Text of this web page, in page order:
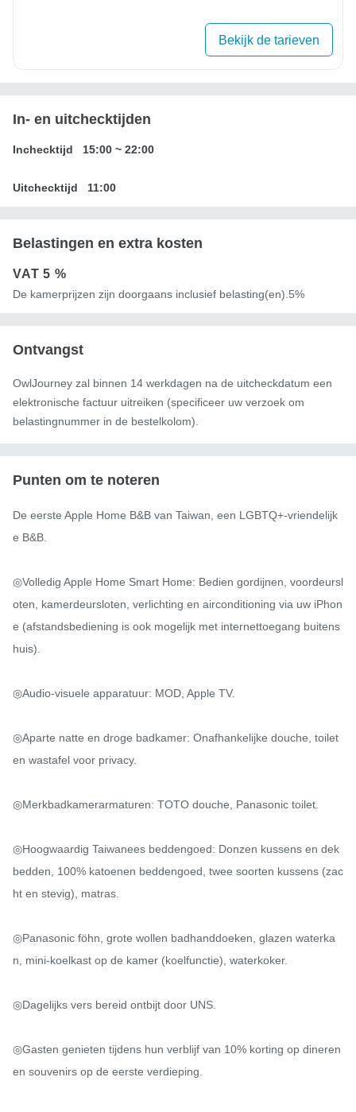
Bekijk de tarieven
In- en uitchecktijden
Inchecktijd 15:00 ~ 22:00
Uitchecktijd 11:00
Belastingen en extra kosten
VAT5 %
De kamerprijzen zijn doorgaans inclusief belasting(en).5%
Ontvangst
OwlJourney zal binnen 14 werkdagen na de uitcheckdatum een ​​
elektronische factuur uitreiken (specificeer uw verzoek om
belastingnummer in de bestelkolom).
Punten om te noteren
De eerste Apple Home B&B van Taiwan, een LGBTQ+-vriendelijk
e B&B.
◎Volledig Apple Home Smart Home: Bedien gordijnen, voordeursl
oten, kamerdeursloten, verlichting en airconditioning via uw iPhon
e (afstandsbediening is ook mogelijk met internettoegang buitens
huis).
◎Audio-visuele apparatuur: MOD, Apple TV.
◎Aparte natte en droge badkamer: Onafhankelijke douche, toilet
en wastafel voor privacy.
◎Merkbadkamerarmaturen: TOTO douche, Panasonic toilet.
◎Hoogwaardig Taiwanees beddengoed: Donzen kussens en dek
bedden, 100% katoenen beddengoed, twee soorten kussens (zac
ht en stevig), matras.
◎Panasonic föhn, grote wollen badhanddoeken, glazen waterka
n, mini-koelkast op de kamer (koelfunctie), waterkoker.
◎Dagelijks vers bereid ontbijt door UNS.
◎Gasten genieten tijdens hun verblijf van 10% korting op dineren
en souvenirs op de eerste verdieping.